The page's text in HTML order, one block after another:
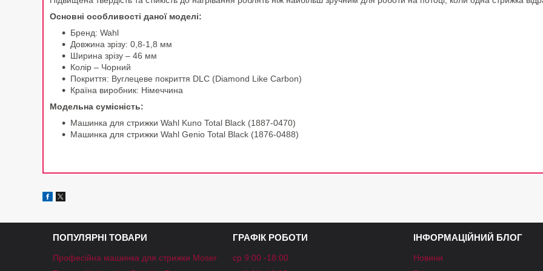
Основні особливості даної моделі:
Бренд: Wahl
Довжина зрізу: 0,8-1,8 мм
Ширина зрізу – 46 мм
Колір – Чорний
Покриття: Вуглецеве покриття DLC (Diamond Like Carbon)
Країна виробник: Німеччина
Модельна сумісність:
Машинка для стрижки Wahl Kuno Total Black (1887-0470)
Машинка для стрижки Wahl Genio Total Black (1876-0488)
ПОПУЛЯРНІ ТОВАРИ
Професійна машинка для стрижки Moser
ГРАФІК РОБОТИ
ср 9:00 -18:00
ІНФОРМАЦІЙНИЙ БЛОГ
Новини